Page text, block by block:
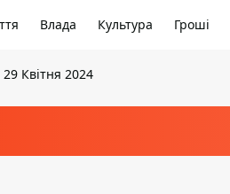
Влада Культура Гроші
Квітня 2024